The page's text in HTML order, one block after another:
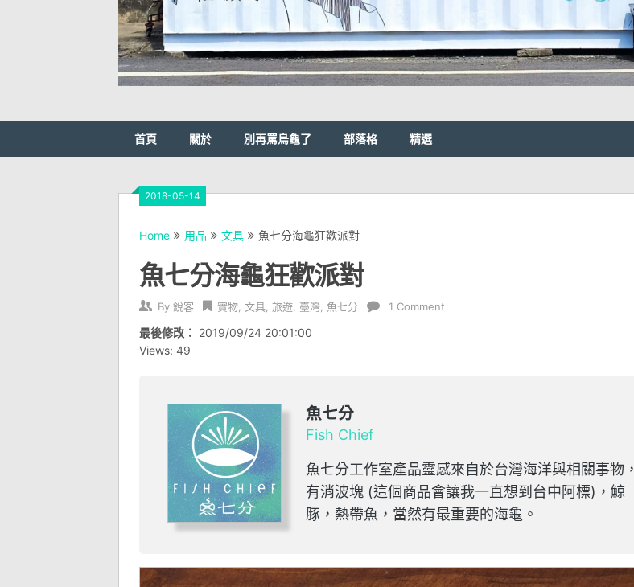
首頁 關於 別再罵烏龜了 部落格 精選
2018-05-14
Home 用品 文具 魚七分海龜狂歡派對
魚七分海龜狂歡派對
By 銳客 實物 文具 旅遊 臺灣 魚七分 1 Comment
最後修改： 2019/09/24 20:01:00
Views: 49
魚七分
Fish Chief
魚七分工作室產品靈感來自於台灣海洋與相關事物，
有消波塊 (這個商品會讓我一直想到台中阿標)，鯨
豚，熱帶魚，當然有最重要的海龜。